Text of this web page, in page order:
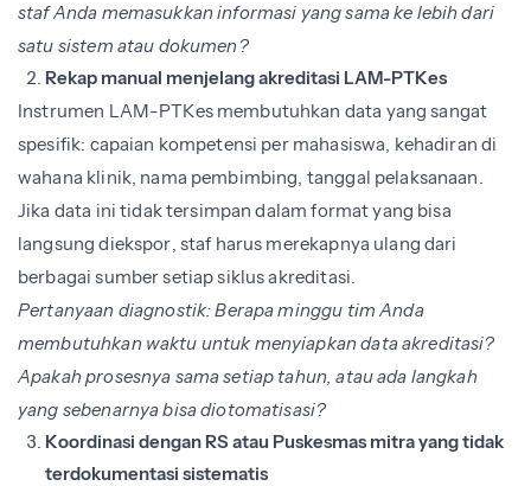
staf Anda memasukkan informasi yang sama ke lebih dari
satu sistem atau dokumen?
Rekap manual menjelang akreditasi LAM-PTKes
Instrumen LAM-PTKes membutuhkan data yang sangat
spesifik: capaian kompetensi per mahasiswa, kehadiran di
wahana klinik, nama pembimbing, tanggal pelaksanaan.
Jika data ini tidak tersimpan dalam format yang bisa
langsung diekspor, staf harus merekapnya ulang dari
berbagai sumber setiap siklus akreditasi.
Pertanyaan diagnostik: Berapa minggu tim Anda
membutuhkan waktu untuk menyiapkan data akreditasi?
Apakah prosesnya sama setiap tahun, atau ada langkah
yang sebenarnya bisa diotomatisasi?
Koordinasi dengan RS atau Puskesmas mitra yang tidak
terdokumentasi sistematis